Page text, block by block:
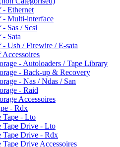
- Ethernet
- Multi-interface
Sas / Scsi
Sata
- Usb / Firewire / E-sata
- Autoloaders / Tape Library
- Back-up & Recovery
- Nas / Ndas / San
- Raid
Accessoires
- Rdx
Tape - Lto
Tape Drive - Lto
Tape Drive - Rdx
Tape Drive Accessoires